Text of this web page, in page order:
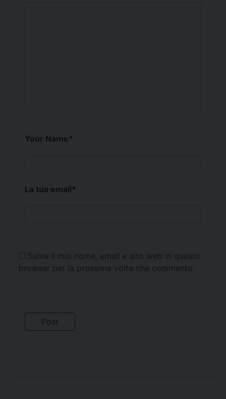
Your Name*
La tua email*
Salva il mio nome, email e sito web in questo
browser per la prossima volta che commento.